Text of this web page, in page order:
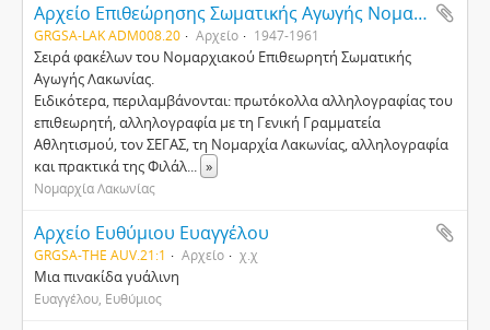
Αρχείο Επιθεώρησης Σωματικής Αγωγής Νομαρχίας Λακωνίας
GRGSA-LAK ADM008.20 Αρχείο 1947-1961
Σειρά φακέλων του Νομαρχιακού Επιθεωρητή Σωματικής
Αγωγής Λακωνίας.
Ειδικότερα, περιλαμβάνονται: πρωτόκολλα αλληλογραφίας του
επιθεωρητή, αλληλογραφία με τη Γενική Γραμματεία
Αθλητισμού, τον ΣΕΓΑΣ, τη Νομαρχία Λακωνίας, αλληλογραφία
και πρακτικά της Φιλάλ... »
Νομαρχία Λακωνίας
Αρχείο Ευθύμιου Ευαγγέλου
GRGSA-THE AUV.21:1 Αρχείο χ.χ
Μια πινακίδα γυάλινη
Ευαγγέλου, Ευθύμιος